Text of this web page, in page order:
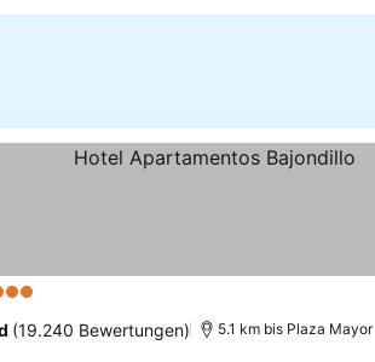
(19.240 Bewertungen) 5.1 km bis Plaza Mayor